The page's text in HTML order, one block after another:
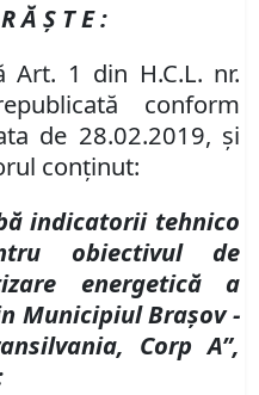
Ă Ş T E :
Art. 1 din H.C.L. nr.
conform
de 28.02.2019, şi
conţinut:
indicatorii tehnico
obiectivul de
energetică a
Municipiul Braşov -
Corp A”,